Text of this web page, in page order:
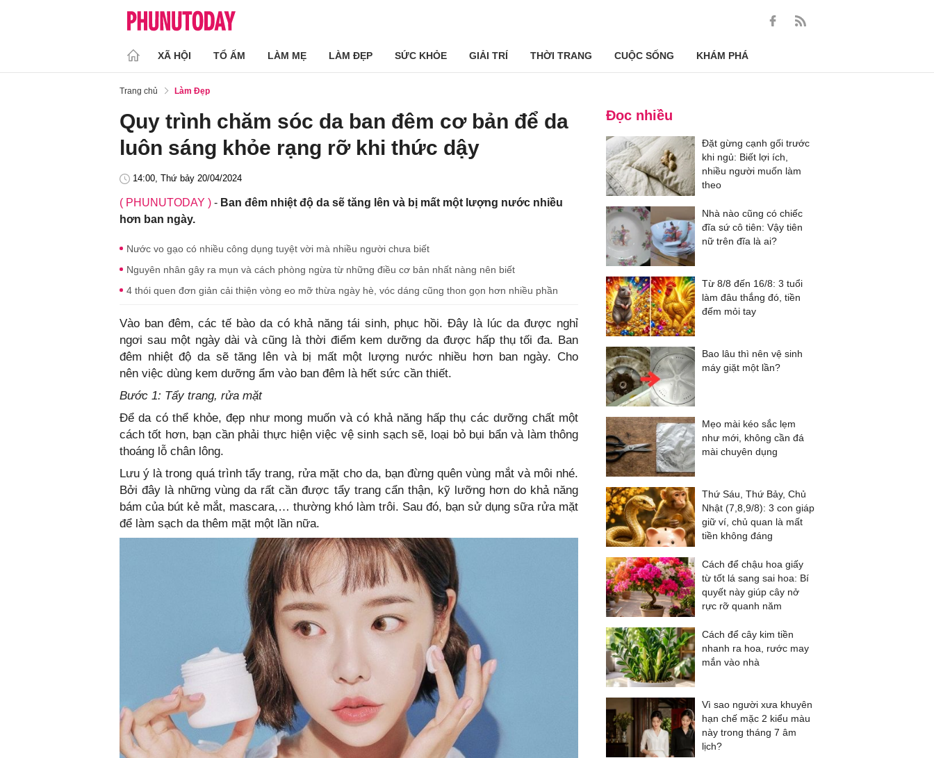
XÃ HỘI TỔ ẤM LÀM MẸ LÀM ĐẸP SỨC KHỎE GIẢI TRÍ THỜI TRANG CUỘC SỐNG KHÁM PHÁ
Trang chủ Làm Đẹp
Quy trình chăm sóc da ban đêm cơ bản để da
luôn sáng khỏe rạng rỡ khi thức dậy
14:00, Thứ bảy 20/04/2024
( PHUNUTODAY ) - Ban đêm nhiệt độ da sẽ tăng lên và bị mất một lượng nước nhiều
hơn ban ngày.
Nước vo gạo có nhiều công dụng tuyệt vời mà nhiều người chưa biết
Nguyên nhân gây ra mụn và cách phòng ngừa từ những điều cơ bản nhất nàng nên biết
4 thói quen đơn giản cải thiện vòng eo mỡ thừa ngày hè, vóc dáng cũng thon gọn hơn nhiều phần
Vào ban đêm, các tế bào da có khả năng tái sinh, phục hồi. Đây là lúc da được nghỉ
ngơi sau một ngày dài và cũng là thời điểm kem dưỡng da được hấp thụ tối đa. Ban
đêm nhiệt độ da sẽ tăng lên và bị mất một lượng nước nhiều hơn ban ngày. Cho
nên việc dùng kem dưỡng ẩm vào ban đêm là hết sức cần thiết.
Bước 1: Tẩy trang, rửa mặt
Để da có thể khỏe, đẹp như mong muốn và có khả năng hấp thụ các dưỡng chất một
cách tốt hơn, bạn cần phải thực hiện việc vệ sinh sạch sẽ, loại bỏ bụi bẩn và làm thông
thoáng lỗ chân lông.
Lưu ý là trong quá trình tẩy trang, rửa mặt cho da, bạn đừng quên vùng mắt và môi nhé.
Bởi đây là những vùng da rất cần được tẩy trang cẩn thận, kỹ lưỡng hơn do khả năng
bám của bút kẻ mắt, mascara,… thường khó làm trôi. Sau đó, bạn sử dụng sữa rửa mặt
để làm sạch da thêm mặt một lần nữa.
Đọc nhiều
Đặt gừng cạnh gối trước
khi ngủ: Biết lợi ích,
nhiều người muốn làm
theo
Nhà nào cũng có chiếc
đĩa sứ cô tiên: Vậy tiên
nữ trên đĩa là ai?
Từ 8/8 đến 16/8: 3 tuổi
làm đâu thắng đó, tiền
đếm mỏi tay
Bao lâu thì nên vệ sinh
máy giặt một lần?
Mẹo mài kéo sắc lẹm
như mới, không cần đá
mài chuyên dụng
Thứ Sáu, Thứ Bảy, Chủ
Nhật (7,8,9/8): 3 con giáp
giữ ví, chủ quan là mất
tiền không đáng
Cách để chậu hoa giấy
từ tốt lá sang sai hoa: Bí
quyết này giúp cây nở
rực rỡ quanh năm
Cách để cây kim tiền
nhanh ra hoa, rước may
mắn vào nhà
Vì sao người xưa khuyên
hạn chế mặc 2 kiểu màu
này trong tháng 7 âm
lịch?